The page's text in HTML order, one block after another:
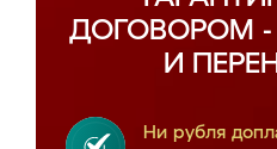
ДОГОВОРОМ -
И
Ни рубля